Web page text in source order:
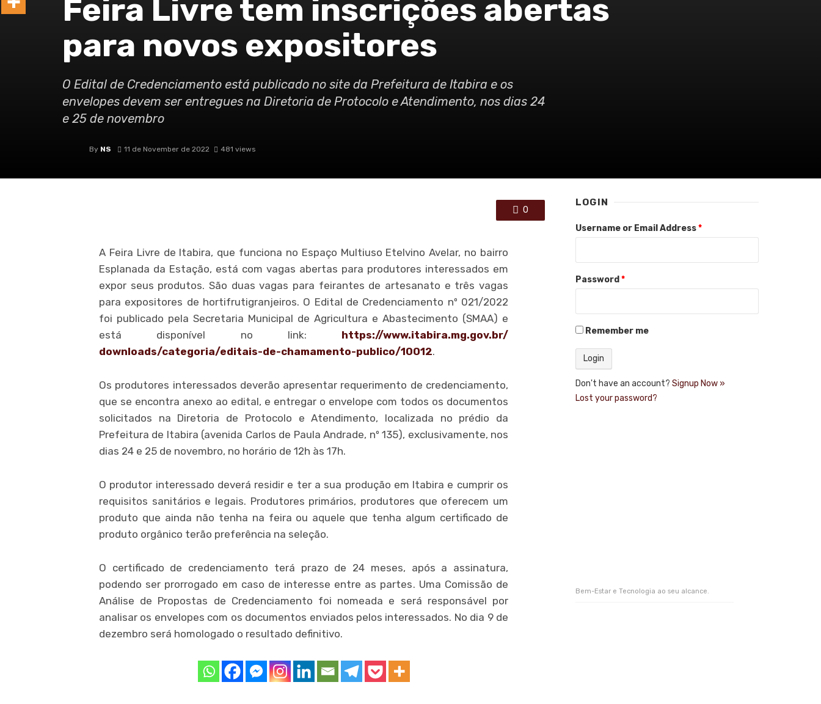
Feira Livre tem inscrições abertas
para novos expositores
O Edital de Credenciamento está publicado no site da Prefeitura de Itabira e os
envelopes devem ser entregues na Diretoria de Protocolo e Atendimento, nos dias 24
e 25 de novembro
By NS 11 de November de 2022 481 views
0
A Feira Livre de Itabira, que funciona no Espaço Multiuso Etelvino Avelar, no bairro
Esplanada da Estação, está com vagas abertas para produtores interessados em
expor seus produtos. São duas vagas para feirantes de artesanato e três vagas
para expositores de hortifrutigranjeiros. O Edital de Credenciamento nº 021/2022
foi publicado pela Secretaria Municipal de Agricultura e Abastecimento (SMAA) e
está disponível no link: https://www.itabira.mg.gov.br/
downloads/categoria/editais-de-chamamento-publico/10012.
Os produtores interessados deverão apresentar requerimento de credenciamento,
que se encontra anexo ao edital, e entregar o envelope com todos os documentos
solicitados na Diretoria de Protocolo e Atendimento, localizada no prédio da
Prefeitura de Itabira (avenida Carlos de Paula Andrade, nº 135), exclusivamente, nos
dias 24 e 25 de novembro, no horário de 12h às 17h.
O produtor interessado deverá residir e ter a sua produção em Itabira e cumprir os
requisitos sanitários e legais. Produtores primários, produtores que oferecem um
produto que ainda não tenha na feira ou aquele que tenha algum certificado de
produto orgânico terão preferência na seleção.
O certificado de credenciamento terá prazo de 24 meses, após a assinatura,
podendo ser prorrogado em caso de interesse entre as partes. Uma Comissão de
Análise de Propostas de Credenciamento foi nomeada e será responsável por
analisar os envelopes com os documentos enviados pelos interessados. No dia 9 de
dezembro será homologado o resultado definitivo.
LOGIN
Username or Email Address*
Password *
Remember me
Don't have an account? Signup Now »
Lost your password?
Bem-Estar e Tecnologia ao seu alcance.